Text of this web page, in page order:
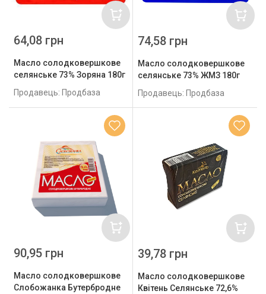
Масло солодковершкове
селянське 73% Зоряна 180г
Продавець: Продбаза
64,08 грн
Масло солодковершкове
селянське 73% ЖМЗ 180г
Продавець: Продбаза
74,58 грн
Масло солодковершкове
Слобожанка Бутербродне
90,95 грн
Масло солодковершкове
Квітень Селянське 72,6%
39,78 грн